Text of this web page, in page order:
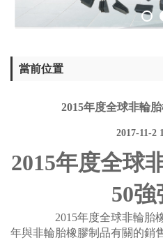
當前位置
2015年度全球非輪
2017-11-2
2015年度全球
50強
2015年度全球非輪胎
年與非輪胎橡膠制品有關的銷